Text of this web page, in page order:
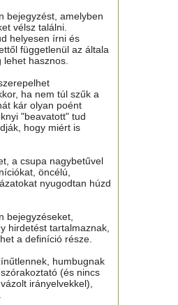
bejegyzést, amelyben
vélsz találni.
helyesen írni és
függetlenül az általa
hasznos.
ha nem túl szűk a
kár olyan poént
"beavatott" tud
hogy miért is
a csupa nagybetűvel
öncélú,
nyugodtan húzd
bejegyzéseket,
hirdetést tartalmaznak,
a definíció része.
humbugnak
(és nincs
irányelvekkel),